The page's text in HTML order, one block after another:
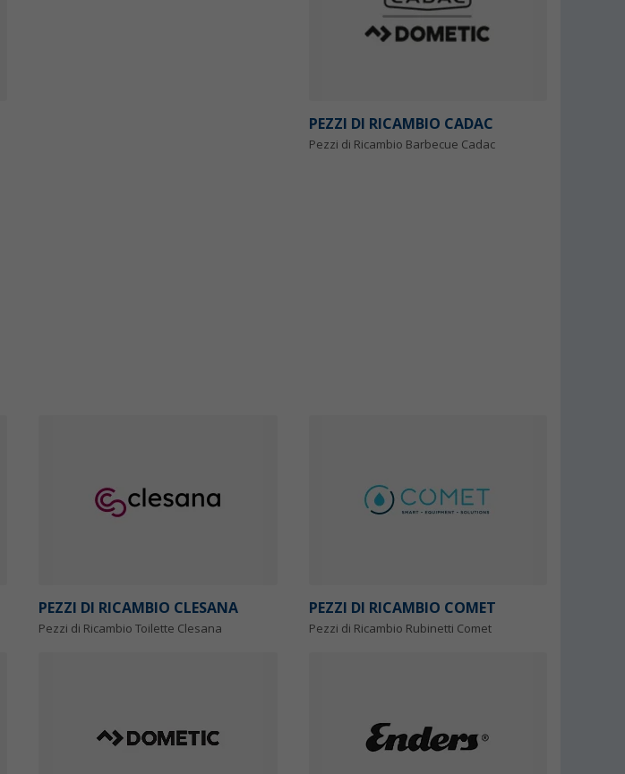
PEZZI DI RICAMBIO CADAC
Pezzi di Ricambio Barbecue Cadac
PEZZI DI RICAMBIO CLESANA
Pezzi di Ricambio Toilette Clesana
PEZZI DI RICAMBIO COMET
Pezzi di Ricambio Rubinetti Comet